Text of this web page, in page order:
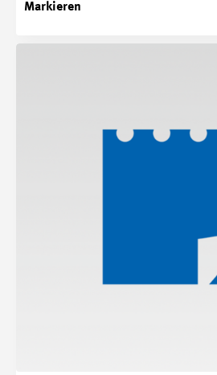
Markieren